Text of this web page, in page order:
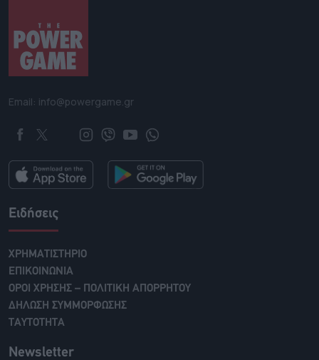
Email: info@powergame.gr
Ειδήσεις
ΧΡΗΜΑΤΙΣΤΗΡΙΟ
ΕΠΙΚΟΙΝΩΝΙΑ
ΟΡΟΙ ΧΡΗΣΗΣ – ΠΟΛΙΤΙΚΗ ΑΠΟΡΡΗΤΟΥ
ΔΗΛΩΣΗ ΣΥΜΜΟΡΦΩΣΗΣ
ΤΑΥΤΟΤΗΤΑ
Newsletter